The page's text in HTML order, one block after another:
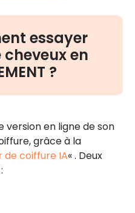
essayer
en
?
version en ligne de son
grâce à la
de coiffure IA« . Deux